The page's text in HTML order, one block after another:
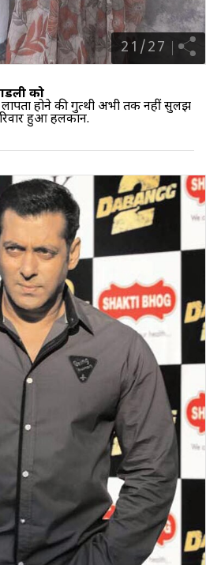
21 /27
को
लापता होने की गुत्थी अभी तक नहीं सुलझ
हुआ हलकान.